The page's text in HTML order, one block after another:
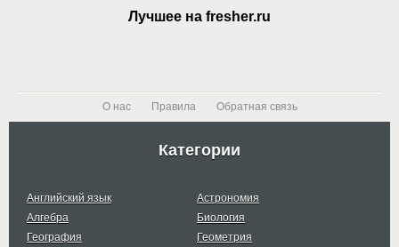
Лучшее на fresher.ru
О нас Правила Обратная связь
Категории
Английский язык
Астрономия
Алгебра
Биология
География
Геометрия